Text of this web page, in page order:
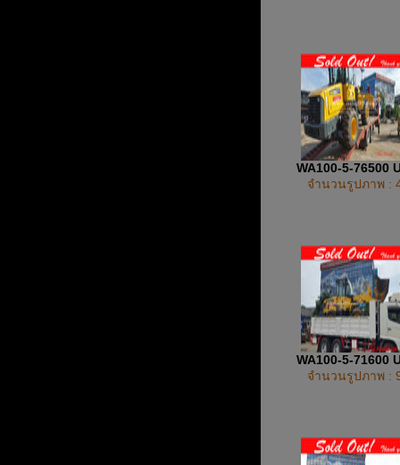
WA100-5-76500
จำนวนรูปภาพ :
WA100-5-71600
จำนวนรูปภาพ :